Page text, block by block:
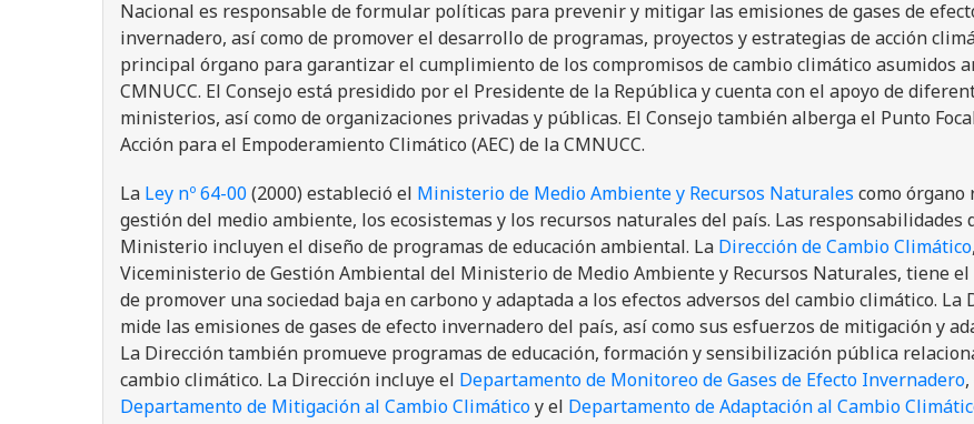
Nacional es responsable de formular políticas para prevenir y mitigar las emisiones de gases de
invernadero, así como de promover el desarrollo de programas, proyectos y estrategias de acción
principal órgano para garantizar el cumplimiento de los compromisos de cambio climático asumidos
CMNUCC. El Consejo está presidido por el Presidente de la República y cuenta con el apoyo de
ministerios, así como de organizaciones privadas y públicas. El Consejo también alberga el Punto
Acción para el Empoderamiento Climático (AEC) de la CMNUCC.
La Ley nº 64-00(2000) estableció el Ministerio de Medio Ambiente y Recursos Naturales como órgano
gestión del medio ambiente, los ecosistemas y los recursos naturales del país. Las responsabilidades
Ministerio incluyen el diseño de programas de educación ambiental. La Dirección de Cambio Climático
Viceministerio de Gestión Ambiental del Ministerio de Medio Ambiente y Recursos Naturales, tiene el
de promover una sociedad baja en carbono y adaptada a los efectos adversos del cambio climático. La
mide las emisiones de gases de efecto invernadero del país, así como sus esfuerzos de mitigación y
La Dirección también promueve programas de educación, formación y sensibilización pública
cambio climático. La Dirección incluye el Departamento de Monitoreo de Gases de Efecto Invernadero
Departamento de Mitigación al Cambio Climáticoy el Departamento de Adaptación al Cambio